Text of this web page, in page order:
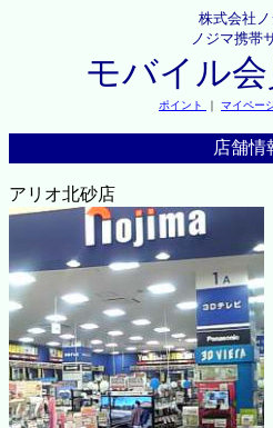
株式会社ノ
ノジマ携帯
モバイル
ポイント ｜ マイペー
店舗情
アリオ北砂店